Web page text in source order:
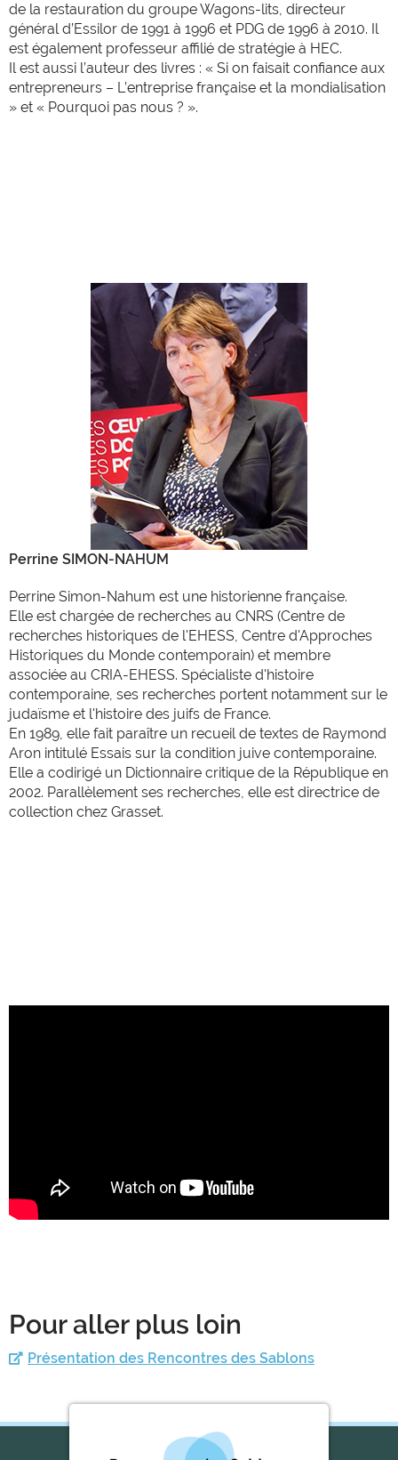
de la restauration du groupe Wagons-lits, directeur
général d’Essilor de 1991 à 1996 et PDG de 1996 à 2010. Il
est également professeur affilié de stratégie à HEC.
Il est aussi l’auteur des livres : « Si on faisait confiance aux
entrepreneurs – L’entreprise française et la mondialisation
» et « Pourquoi pas nous ? ».
Perrine SIMON-NAHUM
Perrine Simon-Nahum est une historienne française.
Elle est chargée de recherches au CNRS (Centre de
recherches historiques de l'EHESS, Centre d'Approches
Historiques du Monde contemporain) et membre
associée au CRIA-EHESS. Spécialiste d'histoire
contemporaine, ses recherches portent notamment sur le
judaïsme et l'histoire des juifs de France.
En 1989, elle fait paraître un recueil de textes de Raymond
Aron intitulé Essais sur la condition juive contemporaine.
Elle a codirigé un Dictionnaire critique de la République en
2002. Parallèlement ses recherches, elle est directrice de
collection chez Grasset.
Pour aller plus loin
Présentation des Rencontres des Sablons